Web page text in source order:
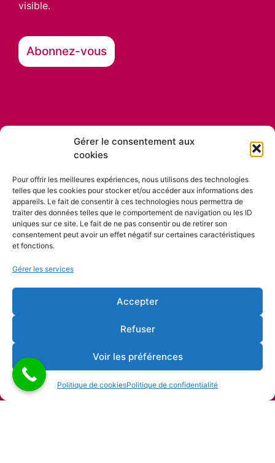
Gérer le consentement aux
cookies
Pour offrir les meilleures expériences, nous utilisons des technologies
telles que les cookies pour stocker et/ou accéder aux informations des
appareils. Le fait de consentir à ces technologies nous permettra de
traiter des données telles que le comportement de navigation ou les ID
uniques sur ce site. Le fait de ne pas consentir ou de retirer son
consentement peut avoir un effet négatif sur certaines caractéristiques
et fonctions.
Gérer les services
Accepter
Refuser
Voir les préférences
Politique de cookiesPolitique de confidentialité
visible.
Nos partenaires